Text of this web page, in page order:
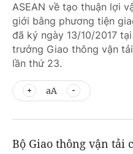
ASEAN về tạo thuận lợi
giới bằng phương tiện
đã ký ngày 13/10/2017
trưởng Giao thông vận
lần thứ 23.
aA
Bộ Giao thông vận tải